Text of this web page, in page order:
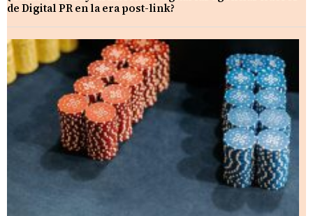
de Digital PR en la era post-link?